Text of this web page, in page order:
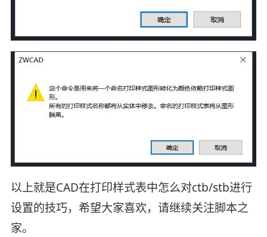
以上就是CAD在打印样式表中怎么对ctb/stb进行
设置的技巧，希望大家喜欢，请继续关注脚本之
家。